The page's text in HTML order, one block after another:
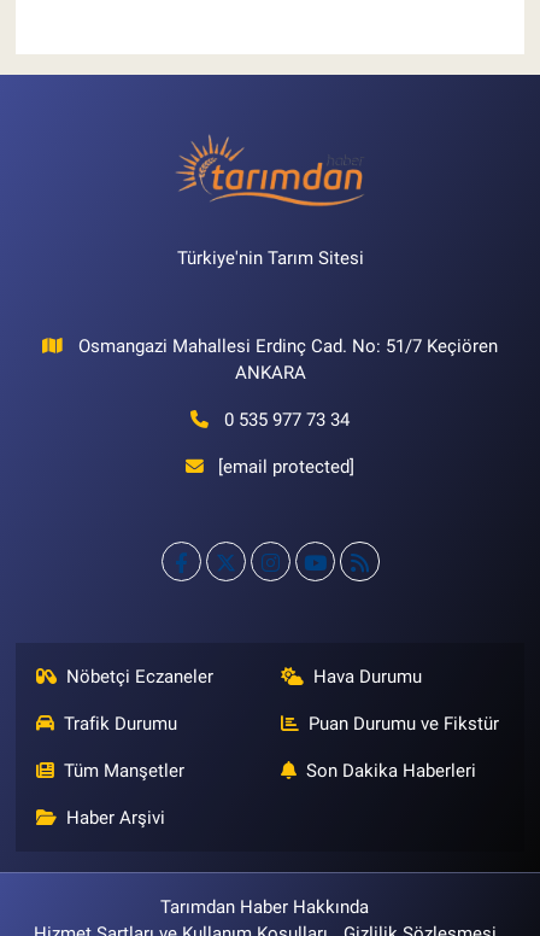
Türkiye'nin Tarım Sitesi
Osmangazi Mahallesi Erdinç Cad. No: 51/7 Keçiören
ANKARA
0 535 977 73 34
[email protected]
Nöbetçi Eczaneler Hava Durumu
Trafik Durumu Puan Durumu ve Fikstür
Tüm Manşetler Son Dakika Haberleri
Haber Arşivi
Tarımdan Haber Hakkında